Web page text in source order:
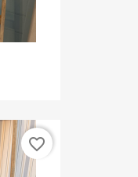
favorite_border